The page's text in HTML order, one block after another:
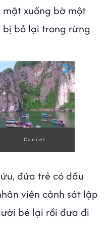
xuống bờ một
bị bỏ lại trong rừng
Cancel
đứa trẻ có dấu
viên cảnh sát lập
bé lại rồi đưa đi